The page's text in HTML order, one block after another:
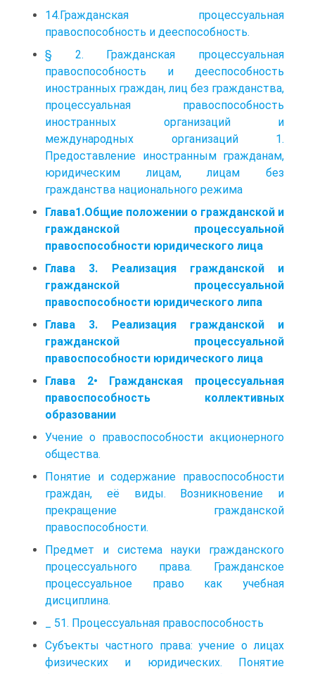
14.Гражданская процессуальная
правоспособность и дееспособность.
§ 2. Гражданская процессуальная
правоспособность и дееспособность
иностранных граждан, лиц без гражданства,
процессуальная правоспособность
иностранных организаций и
международных организаций 1.
Предоставление иностранным гражданам,
юридическим лицам, лицам без
гражданства национального режима
Глава1.Общие положении о гражданской и
гражданской процессуальной
правоспособности юридического лица
Глава 3. Реализация гражданской и
гражданской процессуальной
правоспособности юридического липа
Глава 3. Реализация гражданской и
гражданской процессуальной
правоспособности юридического лица
Глава 2• Гражданская процессуальная
правоспособность коллективных
образовании
Учение о правоспособности акционерного
общества.
Понятие и содержание правоспособности
граждан, её виды. Возникновение и
прекращение гражданской
правоспособности.
Предмет и система науки гражданского
процессуального права. Гражданское
процессуальное право как учебная
дисциплина.
_ 51. Процессуальная правоспособность
Субъекты частного права: учение о лицах
физических и юридических. Понятие